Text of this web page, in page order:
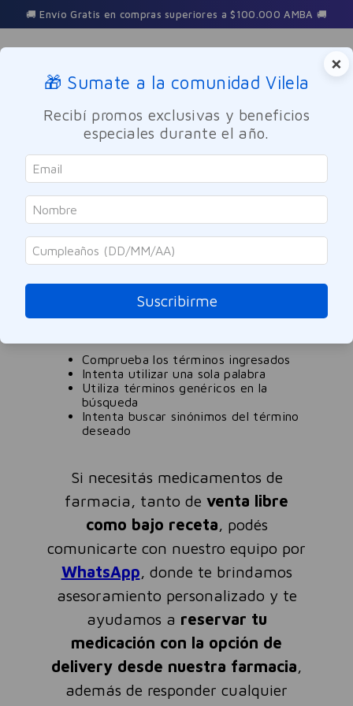
🚚 Envío Gratis en compras superiores a $100.000 AMBA 🚚
Buscar
cool-water-reborn-eau-de-toilette-125ml
OOPS!
No encontramos ningún resultado para
¿Qué debo hacer?
Comprueba los términos ingresados
Intenta utilizar una sola palabra
Utiliza términos genéricos en la
búsqueda
Intenta buscar sinónimos del término
deseado
Si necesitás medicamentos de
farmacia, tanto de venta libre
como bajo receta, podés
comunicarte con nuestro equipo por
WhatsApp, donde te brindamos
asesoramiento personalizado y te
ayudamos a reservar tu
medicación con la opción de
delivery desde nuestra farmacia,
además de responder cualquier
×
🎁 Sumate a la comunidad Vilela
Recibí promos exclusivas y beneficios
especiales durante el año.
Suscribirme